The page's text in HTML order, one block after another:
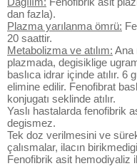
dan fazla).
Plazma yarılanma ömrü:
20 saattir.
Metabolizma ve atılım: Ana
plazmada, degisiklige
baslıca idrar içinde atılır. 6
elimine edilir. Fenofibrat
konjugatı seklinde atılır.
Yaslı hastalarda fenofibrik
degismez.
Tek doz verilmesini ve
çalısmalar, ilacın
Fenofibrik asit hemodiyaliz